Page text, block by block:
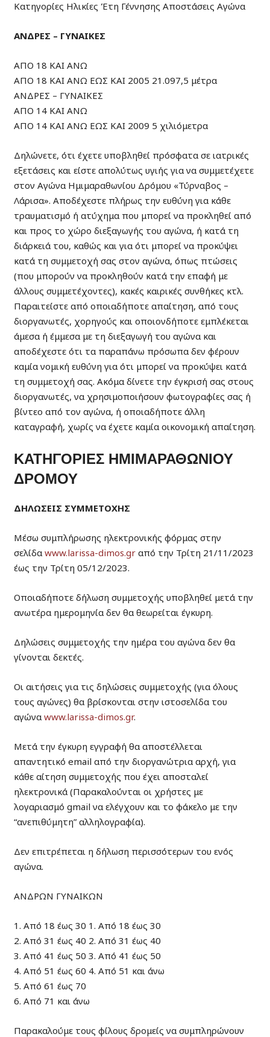
Κατηγορίες Ηλικίες Έτη Γέννησης Αποστάσεις Αγώνα
ΑΝΔΡΕΣ – ΓΥΝΑΙΚΕΣ
ΑΠΟ 18 ΚΑΙ ΑΝΩ
ΑΠΟ 18 ΚΑΙ ΑΝΩ ΕΩΣ ΚΑΙ 2005 21.097,5 μέτρα
ΑΝΔΡΕΣ – ΓΥΝΑΙΚΕΣ
ΑΠΟ 14 ΚΑΙ ΑΝΩ
ΑΠΟ 14 ΚΑΙ ΑΝΩ ΕΩΣ ΚΑΙ 2009 5 χιλιόμετρα
Δηλώνετε, ότι έχετε υποβληθεί πρόσφατα σε ιατρικές
εξετάσεις και είστε απολύτως υγιής για να συμμετέχετε
στον Αγώνα Ημιμαραθωνίου Δρόμου «Τύρναβος –
Λάρισα». Αποδέχεστε πλήρως την ευθύνη για κάθε
τραυματισμό ή ατύχημα που μπορεί να προκληθεί από
και προς το χώρο διεξαγωγής του αγώνα, ή κατά τη
διάρκειά του, καθώς και για ότι μπορεί να προκύψει
κατά τη συμμετοχή σας στον αγώνα, όπως πτώσεις
(που μπορούν να προκληθούν κατά την επαφή με
άλλους συμμετέχοντες), κακές καιρικές συνθήκες κτλ.
Παραιτείστε από οποιαδήποτε απαίτηση, από τους
διοργανωτές, χορηγούς και οποιονδήποτε εμπλέκεται
άμεσα ή έμμεσα με τη διεξαγωγή του αγώνα και
αποδέχεστε ότι τα παραπάνω πρόσωπα δεν φέρουν
καμία νομική ευθύνη για ότι μπορεί να προκύψει κατά
τη συμμετοχή σας. Ακόμα δίνετε την έγκρισή σας στους
διοργανωτές, να χρησιμοποιήσουν φωτογραφίες σας ή
βίντεο από τον αγώνα, ή οποιαδήποτε άλλη
καταγραφή, χωρίς να έχετε καμία οικονομική απαίτηση.
ΚΑΤΗΓΟΡΙΕΣ ΗΜΙΜΑΡΑΘΩΝΙΟΥ
ΔΡΟΜΟΥ
ΔΗΛΩΣΕΙΣ ΣΥΜΜΕΤΟΧΗΣ
Μέσω συμπλήρωσης ηλεκτρονικής φόρμας στην
σελίδαwww.larissa-dimos.gr από την Τρίτη 21/11/2023
έως την Τρίτη 05/12/2023.
Οποιαδήποτε δήλωση συμμετοχής υποβληθεί μετά την
ανωτέρα ημερομηνία δεν θα θεωρείται έγκυρη.
Δηλώσεις συμμετοχής την ημέρα του αγώνα δεν θα
γίνονται δεκτές.
Οι αιτήσεις για τις δηλώσεις συμμετοχής (για όλους
τους αγώνες) θα βρίσκονται στην ιστοσελίδα του
αγώναwww.larissa-dimos.gr.
Μετά την έγκυρη εγγραφή θα αποστέλλεται
απαντητικό email από την διοργανώτρια αρχή, για
κάθε αίτηση συμμετοχής που έχει αποσταλεί
ηλεκτρονικά (Παρακαλούνται οι χρήστες με
λογαριασμό gmail να ελέγχουν και το φάκελο με την
“ανεπιθύμητη” αλληλογραφία).
Δεν επιτρέπεται η δήλωση περισσότερων του ενός
αγώνα.
ΑΝΔΡΩΝ ΓΥΝΑΙΚΩΝ
1. Από 18 έως 30 1. Από 18 έως 30
2. Από 31 έως 40 2. Από 31 έως 40
3. Από 41 έως 50 3. Από 41 έως 50
4. Από 51 έως 60 4. Από 51 και άνω
5. Από 61 έως 70
6. Από 71 και άνω
Παρακαλούμε τους φίλους δρομείς να συμπληρώνουν